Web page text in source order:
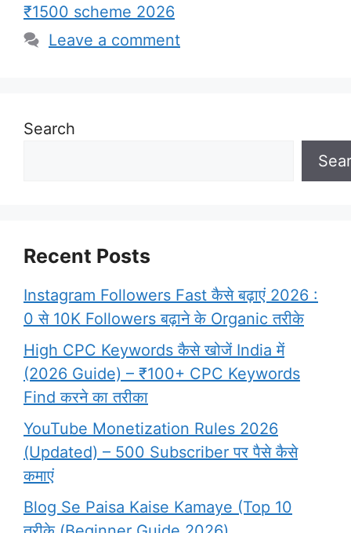
₹1500 scheme 2026
Leave a comment
Search
Recent Posts
Instagram Followers Fast कैसे बढ़ाएं 2026 :
0 से 10K Followers बढ़ाने के Organic तरीके
High CPC Keywords कैसे खोजें India में
(2026 Guide) – ₹100+ CPC Keywords
Find करने का तरीका
YouTube Monetization Rules 2026
(Updated) – 500 Subscriber पर पैसे कैसे
कमाएं
Blog Se Paisa Kaise Kamaye (Top 10